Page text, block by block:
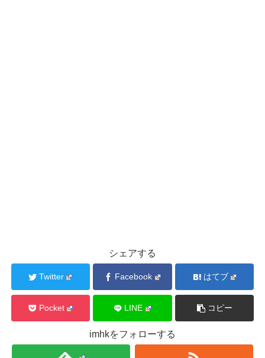
シェアする
Twitter Facebook はてブ
Pocket LINE コピー
imhkをフォローする